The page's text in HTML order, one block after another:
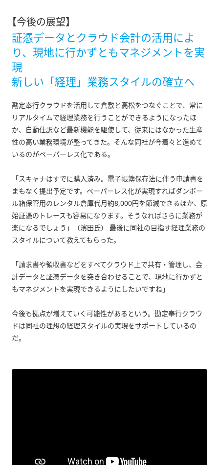
【今後の展望】
証憑データとクラウド会計の活用によ
り、現地に行かずともマネジメントを実
現
新しい「経理」業務スタイルの確立へ
勘定奉行クラウドを活用して倉敷と高松をつなぐことで、常に
リアルタイムで経理業務を行うことができるようになったほ
か、自動仕訳など最新機能を駆使して、従来にはなかった生産
性の高い業務環境が整ってきた。そんな同社が今着々と進めて
いるのがペーパーレス化である。
「スキャナはすでに購入済み。電子帳簿保存法に伴う申請書を
まもなく提出予定です。ペーパーレス化が実現すればダンボー
ル箱保管用のレンタル倉庫代月約8,000円を節減できるほか、原
始証憑のトレースも容易になります。そうなればさらに業務が
楽になるでしょう」（濱田氏） 最後に同社の目指す経理業務の
スタイルについて教えてもらった。
「請求書や領収書などをすべてクラウド上で共有・管理し、会
計データと証憑データを突き合わせることで、現地に行かずと
もマネジメントを実現できるようにしたいですね」
今後も拠点が増えていく可能性があるという。勘定奉行クラウ
ドは同社の理想の経理スタイルの実現をサポートしているの
だ。